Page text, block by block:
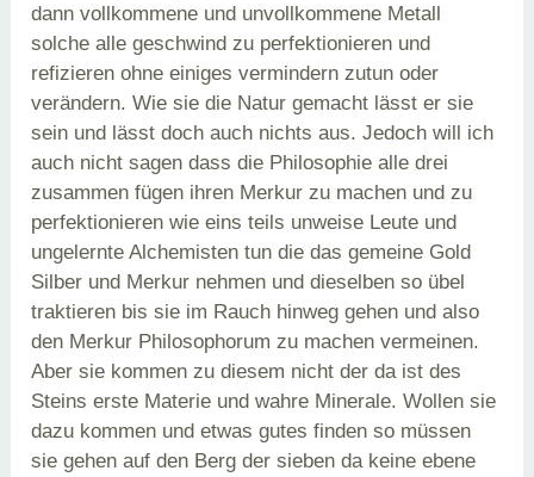
dann vollkommene und unvollkommene Metall
solche alle geschwind zu perfektionieren und
refizieren ohne einiges vermindern zutun oder
verändern. Wie sie die Natur gemacht lässt er sie
sein und lässt doch auch nichts aus. Jedoch will ich
auch nicht sagen dass die Philosophie alle drei
zusammen fügen ihren Merkur zu machen und zu
perfektionieren wie eins teils unweise Leute und
ungelernte Alchemisten tun die das gemeine Gold
Silber und Merkur nehmen und dieselben so übel
traktieren bis sie im Rauch hinweg gehen und also
den Merkur Philosophorum zu machen vermeinen.
Aber sie kommen zu diesem nicht der da ist des
Steins erste Materie und wahre Minerale. Wollen sie
dazu kommen und etwas gutes finden so müssen
sie gehen auf den Berg der sieben da keine ebene